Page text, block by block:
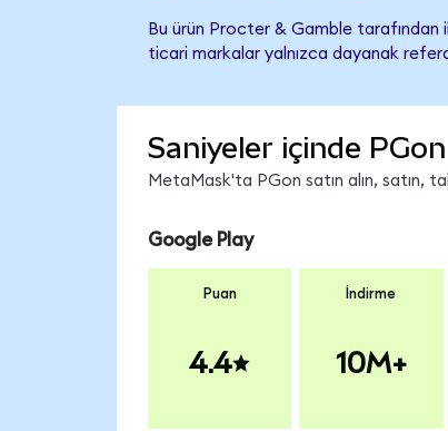
Bu ürün Procter & Gamble tarafından
ticari markalar yalnızca dayanak
Saniyeler içinde
MetaMask'ta PGon satın alın, satın,
Google Play
Puan
4.4
İndirme
10M+